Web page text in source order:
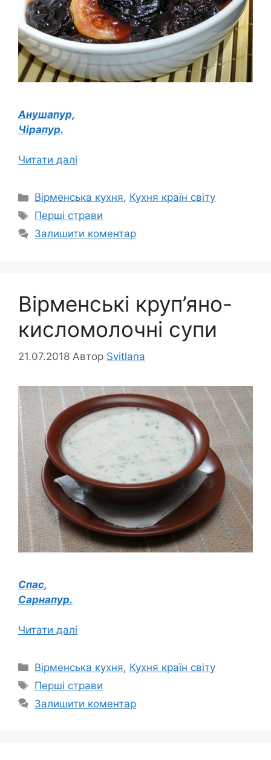
Анушапур,
Чірапур.
Читати далі
Категорії
Вірменська кухня, Кухня країн світу
Позначки
Перші страви
Залишити коментар
Вірменські круп’яно-
кисломолочні супи
21.07.2018 Автор Svitlana
Спас,
Сарнапур.
Читати далі
Категорії
Вірменська кухня, Кухня країн світу
Позначки
Перші страви
Залишити коментар